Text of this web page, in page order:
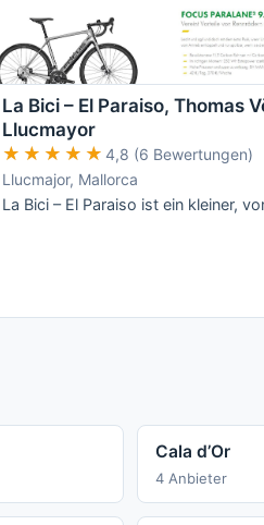
La Bici – El Paraiso, Thomas
Llucmayor
★★★★★
★★★★★4,8 (6 Bewertungen)
Llucmajor, Mallorca
Cala d’Or
4 Anbieter